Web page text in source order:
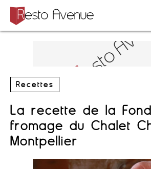
Recettes
La recette de la
fromage du Chalet
Montpellier